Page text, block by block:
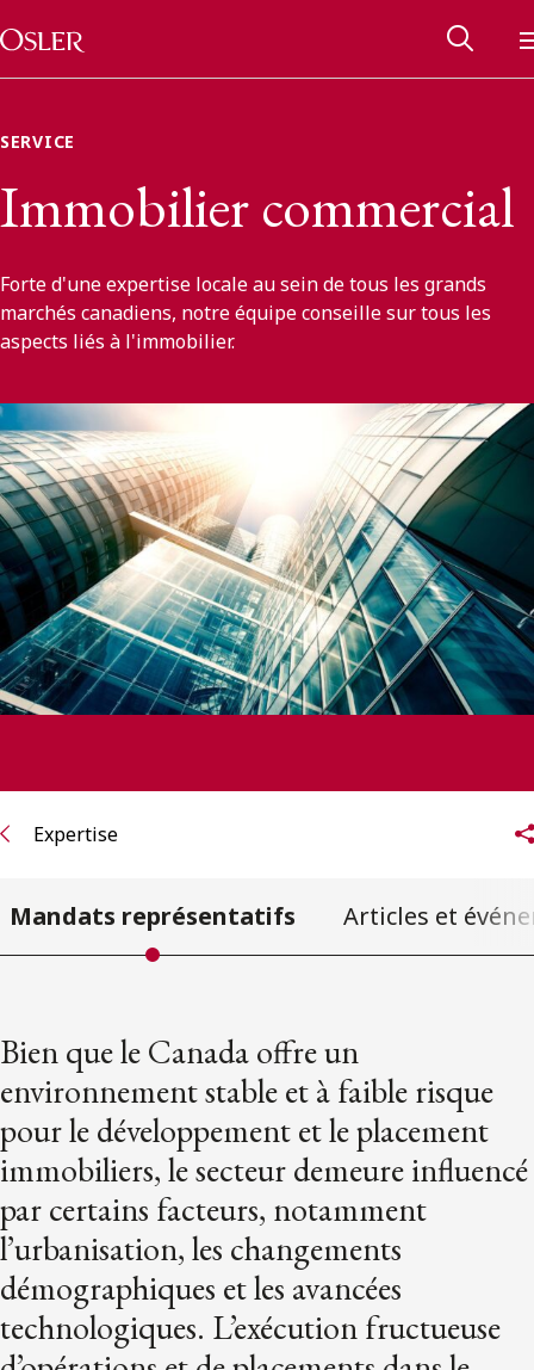
Passer au contenu
Main Navigation
Réseau des anciens d’Osler
Contactez-nous
ENGLISH
S’abonner aux articles Osler
S’abonner
SERVICE
Immobilier commercial
Forte d'une expertise locale au sein de tous les grands
marchés canadiens, notre équipe conseille sur tous les
aspects liés à l'immobilier.
Expertise
Mandats représentatifs Articles et
Bien que le Canada offre un
environnement stable et à faible risque
pour le développement et le placement
immobiliers, le secteur demeure influencé
par certains facteurs, notamment
l’urbanisation, les changements
démographiques et les avancées
technologiques. L’exécution fructueuse